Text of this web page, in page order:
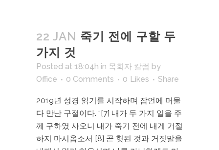
22 JAN 죽기 전에 구할 두
가지 것
Posted at 18:04h in 목회자 칼럼 by
Office
0 Comments 0 Likes Share
2019년 성경 읽기를 시작하며 잠언에 머물
다 만난 구절이다. “[7] 내가 두 가지 일을 주
께 구하였 사오니 내가 죽기 전에 내게 거절
하지 마시옵소서 [8] 곧 헛된 것과 거짓말을